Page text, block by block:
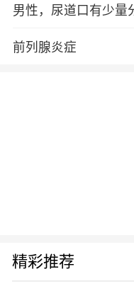
男性，尿道口有少量
前列腺炎症
精彩推荐